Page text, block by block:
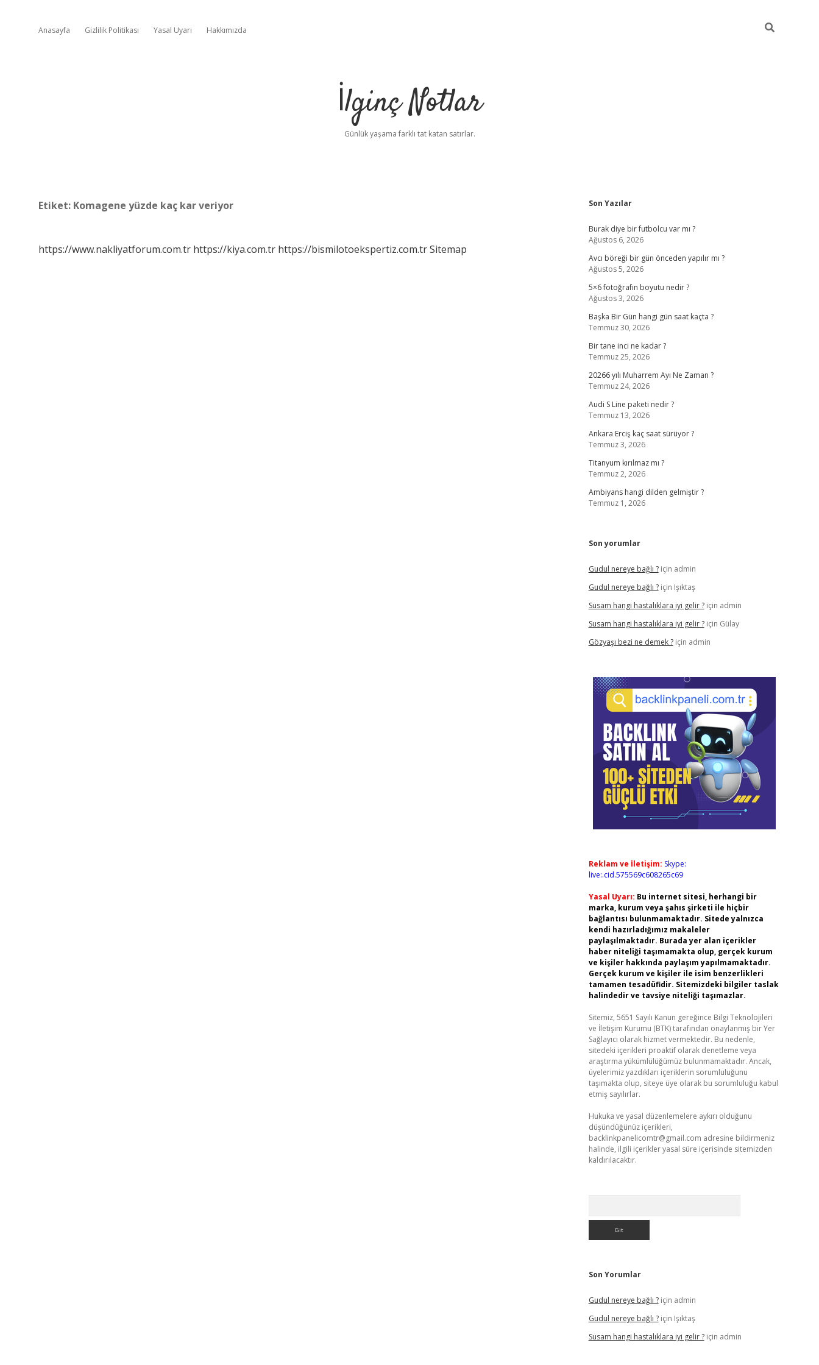
Anasayfa Gizlilik Politikası Yasal Uyarı Hakkımızda
İlginç Notlar
Günlük yaşama farklı tat katan satırlar.
Etiket: Komagene yüzde kaç kar veriyor
https://www.nakliyatforum.com.tr https://kiya.com.tr https://bismilotoekspertiz.com.trSitemap
Sidebar
Son Yazılar
Burak diye bir futbolcu var mı ?
Ağustos 6, 2026
Avcı böreği bir gün önceden yapılır mı ?
Ağustos 5, 2026
5×6 fotoğrafın boyutu nedir ?
Ağustos 3, 2026
Başka Bir Gün hangi gün saat kaçta ?
Temmuz 30, 2026
Bir tane inci ne kadar ?
Temmuz 25, 2026
20266 yılı Muharrem Ayı Ne Zaman ?
Temmuz 24, 2026
Audi S Line paketi nedir ?
Temmuz 13, 2026
Ankara Erciş kaç saat sürüyor ?
Temmuz 3, 2026
Titanyum kırılmaz mı ?
Temmuz 2, 2026
Ambiyans hangi dilden gelmiştir ?
Temmuz 1, 2026
Son yorumlar
Gudul nereye bağlı ?için admin
Gudul nereye bağlı ?için Işıktaş
Susam hangi hastalıklara iyi gelir ?için admin
Susam hangi hastalıklara iyi gelir ?için Gülay
Gözyaşı bezi ne demek ?için admin
Reklam ve İletişim: Skype:
live:.cid.575569c608265c69
Yasal Uyarı: Bu internet sitesi, herhangi bir
marka, kurum veya şahıs şirketi ile hiçbir
bağlantısı bulunmamaktadır. Sitede yalnızca
kendi hazırladığımız makaleler
paylaşılmaktadır. Burada yer alan içerikler
haber niteliği taşımamakta olup, gerçek kurum
ve kişiler hakkında paylaşım yapılmamaktadır.
Gerçek kurum ve kişiler ile isim benzerlikleri
tamamen tesadüfidir. Sitemizdeki bilgiler taslak
halindedir ve tavsiye niteliği taşımazlar.
Sitemiz, 5651 Sayılı Kanun gereğince Bilgi Teknolojileri
ve İletişim Kurumu (BTK) tarafından onaylanmış bir Yer
Sağlayıcı olarak hizmet vermektedir. Bu nedenle,
sitedeki içerikleri proaktif olarak denetleme veya
araştırma yükümlülüğümüz bulunmamaktadır. Ancak,
üyelerimiz yazdıkları içeriklerin sorumluluğunu
taşımakta olup, siteye üye olarak bu sorumluluğu kabul
etmiş sayılırlar.
Hukuka ve yasal düzenlemelere aykırı olduğunu
düşündüğünüz içerikleri,
backlinkpanelicomtr@gmail.com adresine bildirmeniz
halinde, ilgili içerikler yasal süre içerisinde sitemizden
kaldırılacaktır.
Son Yorumlar
Gudul nereye bağlı ?için admin
Gudul nereye bağlı ?için Işıktaş
Susam hangi hastalıklara iyi gelir ?için admin